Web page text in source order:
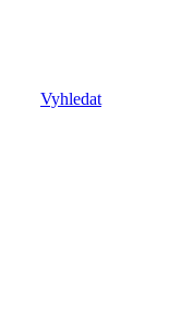
Vyhledat